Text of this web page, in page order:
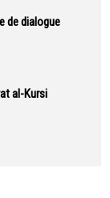
de dialogue
al-Kursi